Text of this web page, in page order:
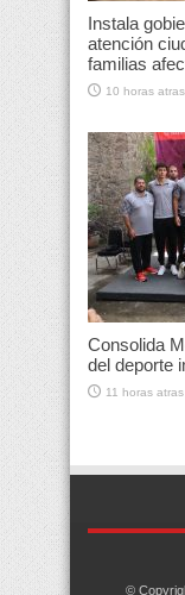
Instala
atención
familias
10 horas atras
Consolida
del deporte
11 horas atras
©